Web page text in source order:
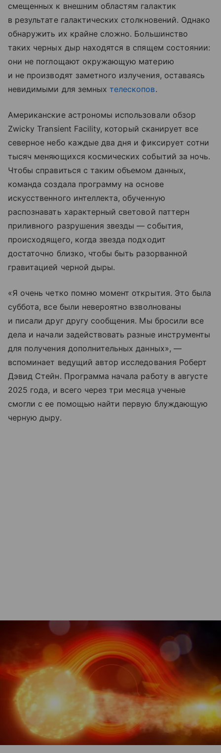
смещенных к внешним областям галактик
в результате галактических столкновений. Однако
обнаружить их крайне сложно. Большинство
таких черных дыр находятся в спящем состоянии:
они не поглощают окружающую материю
и не производят заметного излучения, оставаясь
невидимыми для земныхтелескопов.
Американские астрономы использовали обзор
Zwicky Transient Facility, который сканирует все
северное небо каждые два дня и фиксирует сотни
тысяч меняющихся космических событий за ночь.
Чтобы справиться с таким объемом данных,
команда создала программу на основе
искусственного интеллекта, обученную
распознавать характерный световой паттерн
приливного разрушения звезды — события,
происходящего, когда звезда подходит
достаточно близко, чтобы быть разорванной
гравитацией черной дыры.
«Я очень четко помню момент открытия. Это была
суббота, все были невероятно взволнованы
и писали друг другу сообщения. Мы бросили все
дела и начали задействовать разные инструменты
для получения дополнительных данных», —
вспоминает ведущий автор исследования Роберт
Дэвид Стейн. Программа начала работу в августе
2025 года, и всего через три месяца ученые
смогли с ее помощью найти первую блуждающую
черную дыру.